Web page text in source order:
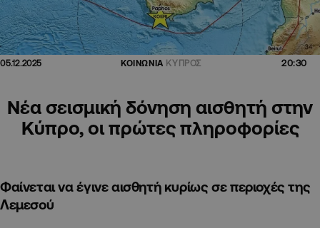
05.12.2025 ΚΟΙΝΩΝΙΑ ΚΥΠΡΟΣ 20:30
Νέα σεισμική δόνηση αισθητή στην
Κύπρο, οι πρώτες πληροφορίες
Φαίνεται να έγινε αισθητή κυρίως σε περιοχές της
Λεμεσού